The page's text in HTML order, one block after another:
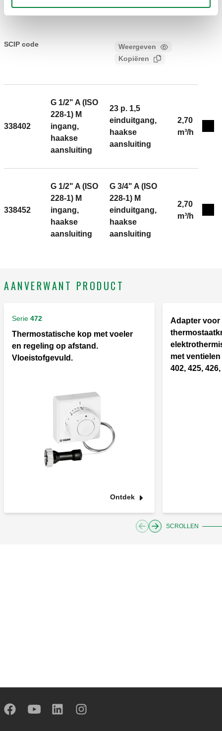
Bestektekst Weergeven Kopiëren
voor thermostatische en elektrothermische
radiatorkoppen. Haakse uitvoering. Voor koper- en
einduitgang, haakse aansluiting, Aansluiting voor
Caleffi fittingen. Maximale bedrijfsdruk: 10 bar.
Gemiddelde temperatuurbereik: 5–100 °C. Afwerking:
verchroomd. Kv: 2,22 m³/h. Materiaal: messing.
SCIP code
Weergeven
Kopiëren
338402
G 1/2" A (ISO
228-1) M
ingang,
haakse
aansluiting
23 p. 1,5
einduitgang,
haakse
aansluiting
2,70
m³/h
338452
G 1/2" A (ISO
228-1) M
ingang,
haakse
aansluiting
G 3/4" A (ISO
228-1) M
einduitgang,
haakse
aansluiting
2,70
m³/h
AANVERWANT PRODUCT
Serie 472
Thermostatische kop met voeler
en regeling op afstand.
Vloeistofgevuld.
Ontdek
Adapter
met ventielen
402, 425,
SCROLLEN